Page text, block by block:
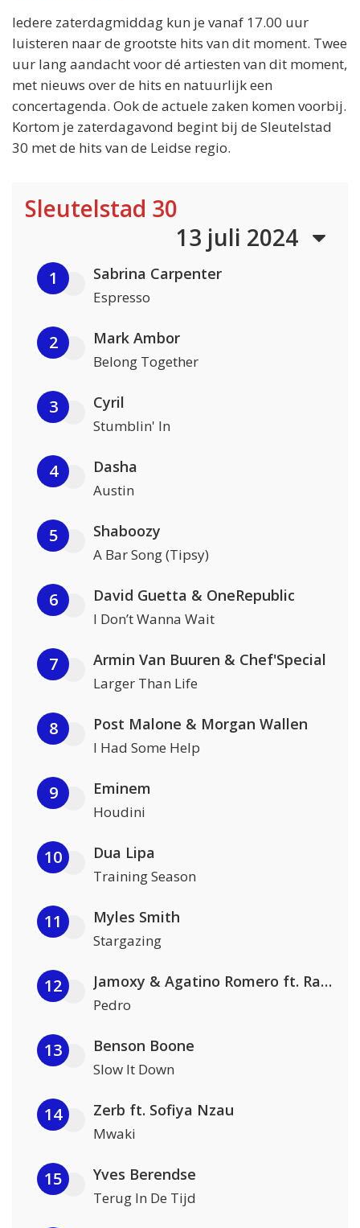
Iedere zaterdagmiddag kun je vanaf 17.00 uur
luisteren naar de grootste hits van dit moment. Twee
uur lang aandacht voor dé artiesten van dit moment,
met nieuws over de hits en natuurlijk een
concertagenda. Ook de actuele zaken komen voorbij.
Kortom je zaterdagavond begint bij de Sleutelstad
30 met de hits van de Leidse regio.
Sleutelstad 30
13 juli 2024
1 Sabrina Carpenter
Espresso
2 Mark Ambor
Belong Together
3 Cyril
Stumblin' In
4 Dasha
Austin
5 Shaboozy
A Bar Song (Tipsy)
6 David Guetta & OneRepublic
I Don’t Wanna Wait
7 Armin Van Buuren & Chef'Special
Larger Than Life
8 Post Malone & Morgan Wallen
I Had Some Help
9 Eminem
Houdini
10 Dua Lipa
Training Season
11 Myles Smith
Stargazing
12 Jamoxy & Agatino Romero ft. Raffaella Carrà
Pedro
13 Benson Boone
Slow It Down
14 Zerb ft. Sofiya Nzau
Mwaki
15 Yves Berendse
Terug In De Tijd